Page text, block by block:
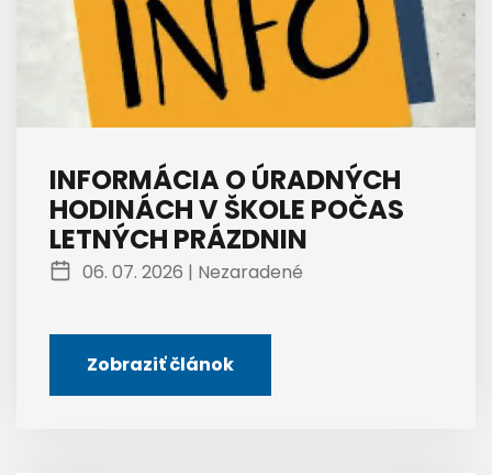
INFORMÁCIA O ÚRADNÝCH
HODINÁCH V ŠKOLE POČAS
LETNÝCH PRÁZDNIN
06. 07. 2026 | Nezaradené
Zobraziť článok